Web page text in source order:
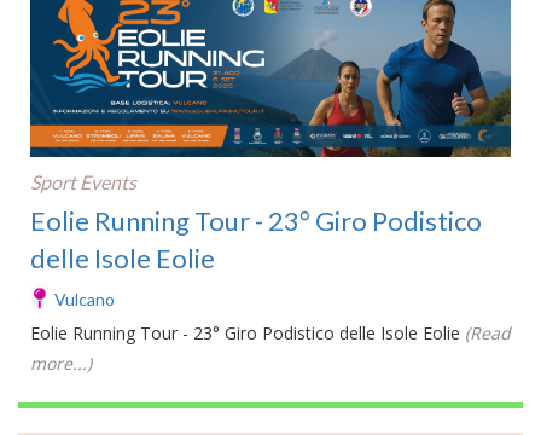
Sport Events
Eolie Running Tour - 23° Giro Podistico
delle Isole Eolie
Vulcano
Eolie Running Tour - 23° Giro Podistico delle Isole Eolie (Read
more...)